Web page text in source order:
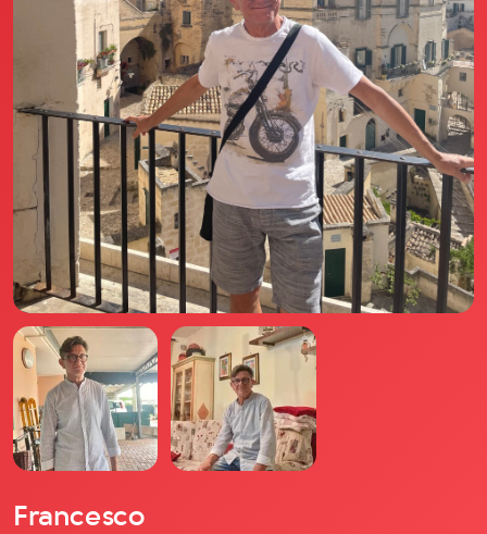
Agenzia matrimoniale Club di Più
Love Notebook
Il libro Donna di Cuori
Quanto costa Club di Più
Love Academy
Domande Frequenti
Impegno Sociale
Le nostre sedi
Facebook
YouTube
Instagram
TikTok
Francesco